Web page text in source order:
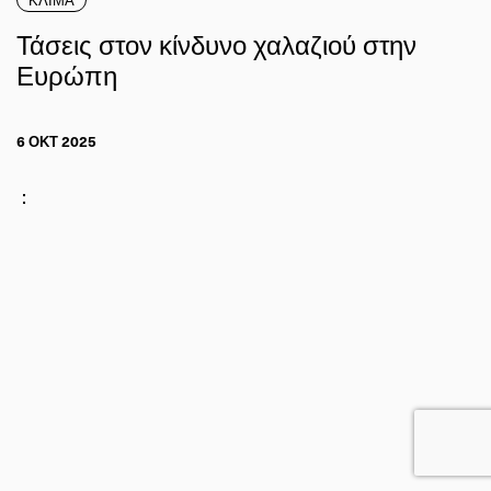
Τάσεις στον κίνδυνο χαλαζιού στην
Ευρώπη
6 ΟΚΤ 2025
: